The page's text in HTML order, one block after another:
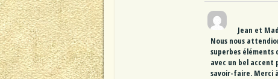
Jean et
Nous nous
superbes
avec un bel accent
savoir-faire. Merci